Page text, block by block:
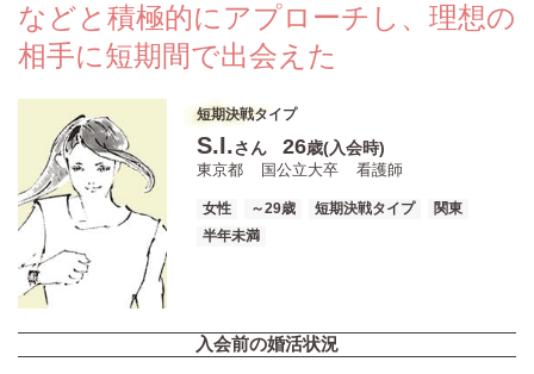
などと積極的にアプローチし、理想の
相手に短期間で出会えた
短期決戦タイプ
S.I.さん 26歳(入会時)
東京都 国公立大卒 看護師
女性 ～29歳 短期決戦タイプ
関東
半年未満
入会前の婚活状況